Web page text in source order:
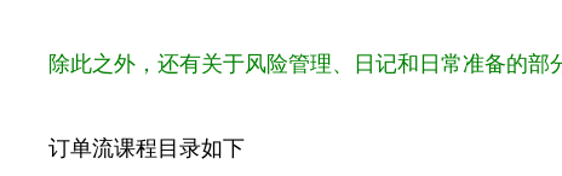
除此之外，还有关于风险管理、日记和日常准备的部
订单流课程目录如下